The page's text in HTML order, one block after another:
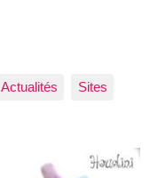
Actualités Sites